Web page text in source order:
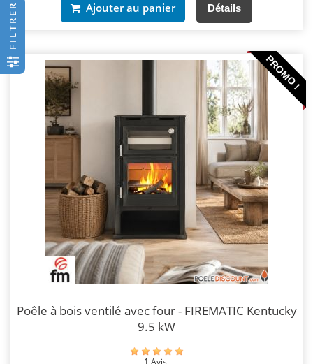
Ajouter au panier Détails
PROMO !
Poêle à bois ventilé avec four - FIREMATIC Kentucky
9.5 kW
1 Avis
FILTRER